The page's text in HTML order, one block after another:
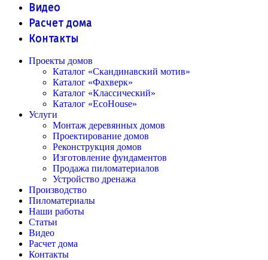
Видео
Расчет дома
Контакты
Проекты домов
Каталог «Скандинавский мотив»
Каталог «Фахверк»
Каталог «Классический»
Каталог «EcoHouse»
Услуги
Монтаж деревянных домов
Проектирование домов
Реконструкция домов
Изготовление фундаментов
Продажа пиломатериалов
Устройство дренажа
Производство
Пиломатериалы
Наши работы
Статьи
Видео
Расчет дома
Контакты